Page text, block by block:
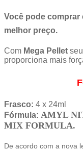
Você pode comprar
melhor preço.
Com Mega Pellet
proporciona mais
Frasco: 4 x 24ml
Fórmula: AMYL
MIX FORMULA.
De acordo com a nova